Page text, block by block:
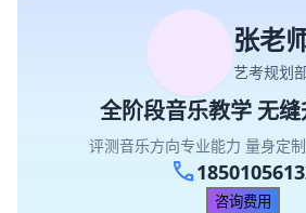
张老
艺考规划
全阶段音乐教学 无
评测音乐方向专业能力 量身定
call
咨询费用